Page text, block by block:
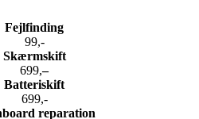
Fejlfinding
99,-
Skærmskift
699,–
Batteriskift
699,-
reparation